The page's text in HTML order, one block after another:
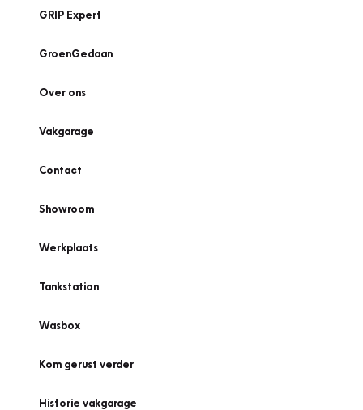
GRIP Expert
GroenGedaan
Over ons
Vakgarage
Contact
Showroom
Werkplaats
Tankstation
Wasbox
Kom gerust verder
Historie vakgarage